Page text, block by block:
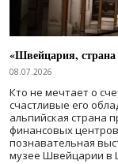
«Швейцария, страна
08.07.2026
Кто не мечтает о
счастливые его
альпийская страна
финансовых
познавательная
музее Швейцарии в